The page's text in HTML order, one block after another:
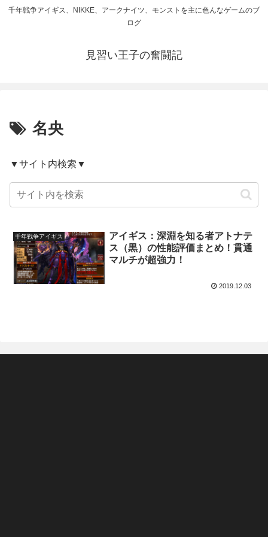
千年戦争アイギス、NIKKE、アークナイツ、モンストを主に色んなゲームのブ
ログ
見習い王子の奮闘記
名央
▼サイト内検索▼
千年戦争アイギス
アイギス：深淵を知る者アトナテ
ス（黒）の性能評価まとめ！貫通
マルチが超強力！
2019.12.03